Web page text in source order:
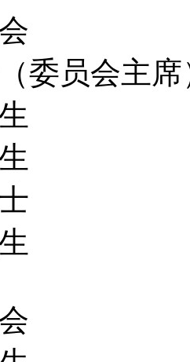
委员会主席